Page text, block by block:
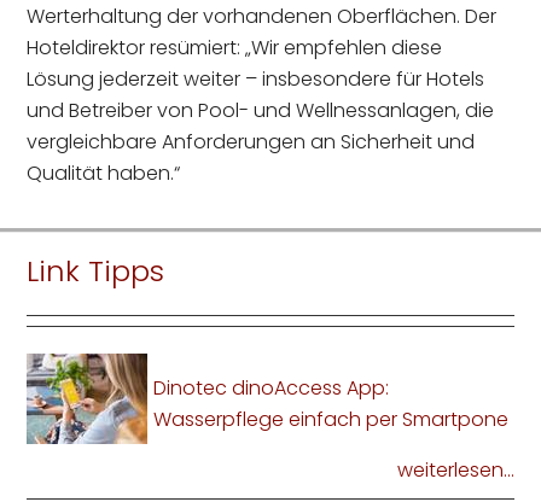
Werterhaltung der vorhandenen Oberflächen. Der
Hoteldirektor resümiert: „Wir empfehlen diese
Lösung jederzeit weiter – insbesondere für Hotels
und Betreiber von Pool- und Wellnessanlagen, die
vergleichbare Anforderungen an Sicherheit und
Qualität haben.“
Link Tipps
Dinotec dinoAccess App:
Wasserpflege einfach per Smartpone
weiterlesen...